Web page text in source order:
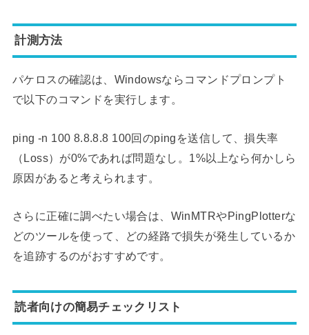
計測方法
パケロスの確認は、Windowsならコマンドプロンプト
で以下のコマンドを実行します。
ping -n 100 8.8.8.8 100回のpingを送信して、損失率
（Loss）が0%であれば問題なし。1%以上なら何かしら
原因があると考えられます。
さらに正確に調べたい場合は、WinMTRやPingPlotterな
どのツールを使って、どの経路で損失が発生しているか
を追跡するのがおすすめです。
読者向けの簡易チェックリスト